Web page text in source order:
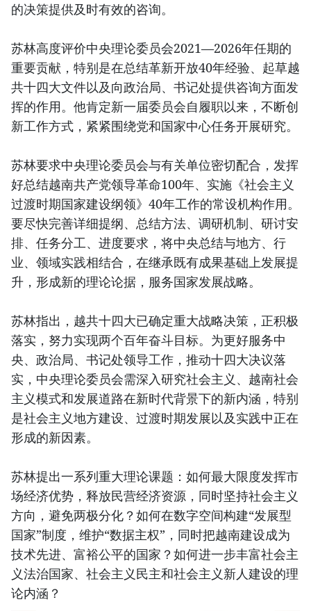
的决策提供及时有效的咨询。
苏林高度评价中央理论委员会2021—2026年任期的
重要贡献，特别是在总结革新开放40年经验、起草越
共十四大文件以及向政治局、书记处提供咨询方面发
挥的作用。他肯定新一届委员会自履职以来，不断创
新工作方式，紧紧围绕党和国家中心任务开展研究。
苏林要求中央理论委员会与有关单位密切配合，发挥
好总结越南共产党领导革命100年、实施《社会主义
过渡时期国家建设纲领》40年工作的常设机构作用。
要尽快完善详细提纲、总结方法、调研机制、研讨安
排、任务分工、进度要求，将中央总结与地方、行
业、领域实践相结合，在继承既有成果基础上发展提
升，形成新的理论论据，服务国家发展战略。
苏林指出，越共十四大已确定重大战略决策，正积极
落实，努力实现两个百年奋斗目标。为更好服务中
央、政治局、书记处领导工作，推动十四大决议落
实，中央理论委员会需深入研究社会主义、越南社会
主义模式和发展道路在新时代背景下的新内涵，特别
是社会主义地方建设、过渡时期发展以及实践中正在
形成的新因素。
苏林提出一系列重大理论课题：如何最大限度发挥市
场经济优势，释放民营经济资源，同时坚持社会主义
方向，避免两极分化？如何在数字空间构建“发展型
国家”制度，维护“数据主权”，同时把越南建设成为
技术先进、富裕公平的国家？如何进一步丰富社会主
义法治国家、社会主义民主和社会主义新人建设的理
论内涵？